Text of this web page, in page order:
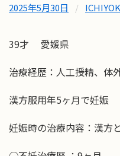
2025年5月30日 /
39才 愛媛県
治療経歴：人工授精、体
漢方服用年5ヶ月で妊娠
妊娠時の治療内容：漢方